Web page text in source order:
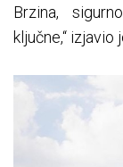
Brzina,
ključne,“ izjavio